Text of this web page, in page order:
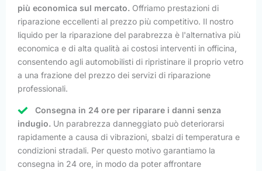
più economica sul mercato. Offriamo prestazioni di
riparazione eccellenti al prezzo più competitivo. Il nostro
liquido per la riparazione del parabrezza è l'alternativa più
economica e di alta qualità ai costosi interventi in officina,
consentendo agli automobilisti di ripristinare il proprio vetro
a una frazione del prezzo dei servizi di riparazione
professionali.
Consegna in 24 ore per riparare i danni senza
indugio. Un parabrezza danneggiato può deteriorarsi
rapidamente a causa di vibrazioni, sbalzi di temperatura e
condizioni stradali. Per questo motivo garantiamo la
consegna in 24 ore, in modo da poter affrontare